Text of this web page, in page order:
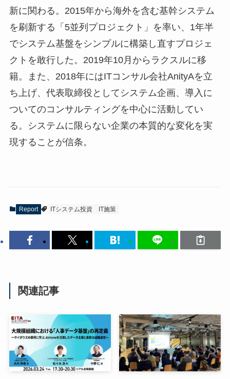
新に関わる。2015年から海外を含む基幹システム
を刷新する「5並列プロジェクト」を率い、1年半
でシステム基盤をシンプルに構築し直すプロジェ
クトを敢行した。2019年10月からラクスルに移
籍。また、2018年にはITコンサル会社AnityAを立
ち上げ、代表取締役としてシステム企画、導入に
ついてのコンサルティングを中心に活動してい
る。システムに限らない企業の本質的な変化を実
現することが信条。
Report ITシステム投資 IT施策
関連記事